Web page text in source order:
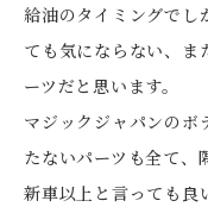
給油のタイミングでし
ても気にならない、ま
ーツだと思います。
マジックジャパンのボ
たないパーツも全て、
新車以上と言っても良